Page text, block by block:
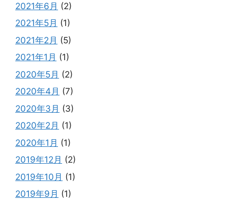
2021年6月 (2)
2021年5月 (1)
2021年2月 (5)
2021年1月 (1)
2020年5月 (2)
2020年4月 (7)
2020年3月 (3)
2020年2月 (1)
2020年1月 (1)
2019年12月 (2)
2019年10月 (1)
2019年9月 (1)